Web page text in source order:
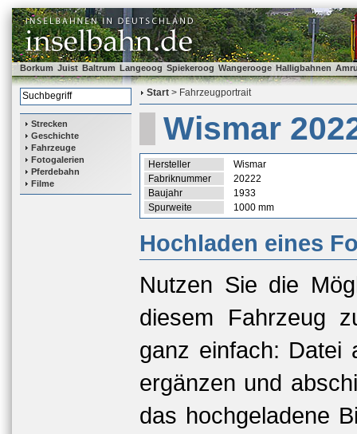
Borkum Juist Baltrum Langeoog Spiekeroog Wangerooge Halligbahnen
Strecken
Geschichte
Fahrzeuge
Fotogalerien
Pferdebahn
Filme
Start > Fahrzeugportrait
Wismar
Hersteller
Wismar
Fabriknummer
20222
Baujahr
1933
Spurweite
1000 mm
Hochladen eines
Nutzen Sie die
diesem Fahrzeug
ganz einfach: Datei
ergänzen und
das hochgeladene